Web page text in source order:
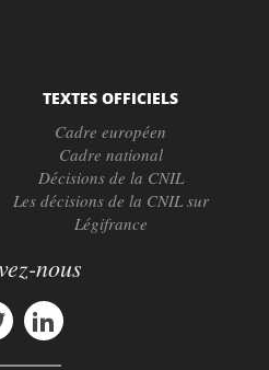
TEXTES OFFICIELS
Cadre européen
Cadre national
Décisions de la CNIL
Les décisions de la CNIL sur
Légifrance
nous